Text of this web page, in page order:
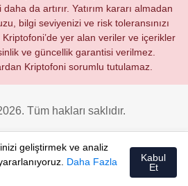
da artırır. Yatırım kararı almadan
bilgi seviyenizi ve risk toleransınızı
yer alan veriler ve içerikler
ve güncellik garantisi verilmez.
Kriptofoni sorumlu tutulamaz.
Tüm hakları saklıdır.
geliştirmek ve analiz
Daha Fazla
Kabul
Et